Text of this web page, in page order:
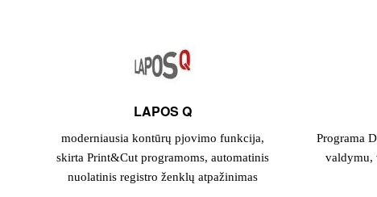
LAPOS Q
moderniausia kontūrų pjovimo funkcija,
skirta Print&Cut programoms, automatinis
nuolatinis registro ženklų atpažinimas
Programa
valdymu,